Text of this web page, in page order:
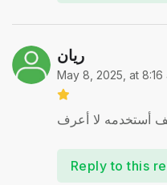
ريان
May 8, 2025, at 8:16
أستخدمه لا أعرف
Reply to this